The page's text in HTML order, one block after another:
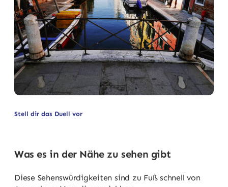
Stell dir das Duell vor
Was es in der Nähe zu sehen gibt
Diese Sehenswürdigkeiten sind zu Fuß schnell von